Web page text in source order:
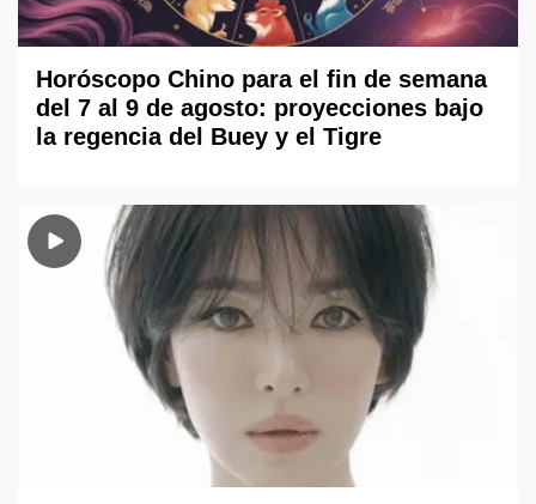
Horóscopo Chino para el fin de semana
del 7 al 9 de agosto: proyecciones bajo
la regencia del Buey y el Tigre